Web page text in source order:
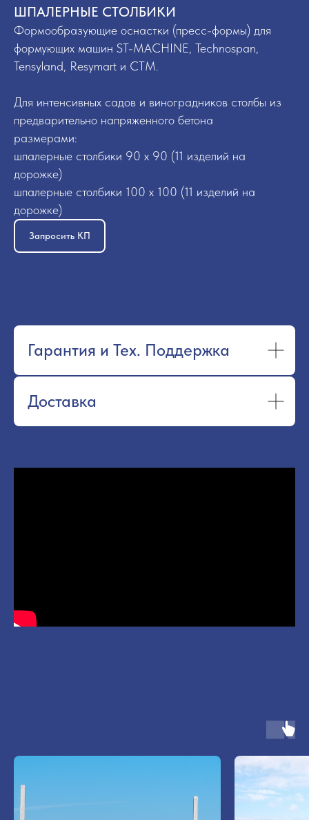
ШПАЛЕРНЫЕ СТОЛБИКИ
Формообразующие оснастки (пресс-формы) для
формующих машин ST-MACHINE, Technospan,
Tensyland, Resymart и СТМ.
Для интенсивных садов и виноградников столбы из
предварительно напряженного бетона
размерами:
шпалерные столбики 90 х 90 (11 изделий на
дорожке)
шпалерные столбики 100 х 100 (11 изделий на
дорожке)
Запросить КП
Гарантия и Тех. Поддержка
Доставка